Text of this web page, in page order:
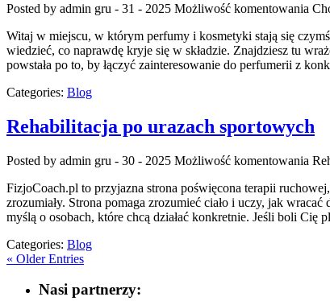
Posted by admin gru - 31 - 2025 Możliwość komentowania
Witaj w miejscu, w którym perfumy i kosmetyki stają się
wiedzieć, co naprawdę kryje się w składzie. Znajdziesz tu
powstała po to, by łączyć zainteresowanie do perfumerii z
Categories: Blog
Rehabilitacja po urazach sportowych
Posted by admin gru - 30 - 2025 Możliwość komentowania
FizjoCoach.pl to przyjazna strona poświęcona terapii
zrozumiały. Strona pomaga zrozumieć ciało i uczy, jak
myślą o osobach, które chcą działać konkretnie. Jeśli boli
Categories: Blog
« Older Entries
Nasi partnerzy: